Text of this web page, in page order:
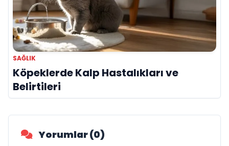
SAĞLIK
Köpeklerde Kalp Hastalıkları ve
Belirtileri
Yorumlar (0)